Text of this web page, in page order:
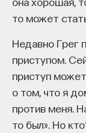
то может
Недавно Грег
приступом.
приступ
о том, что я
против меня.
то был». Но